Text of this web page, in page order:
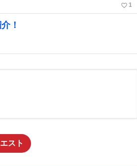
favorite_border 1
！
スト